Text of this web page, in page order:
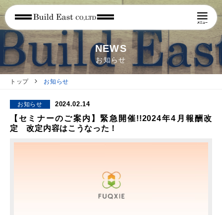
NEWS
お知らせ
トップ お知らせ
お知らせ 2024.02.14
【セミナーのご案内】緊急開催!!2024年4月報酬改
定 改定内容はこうなった！